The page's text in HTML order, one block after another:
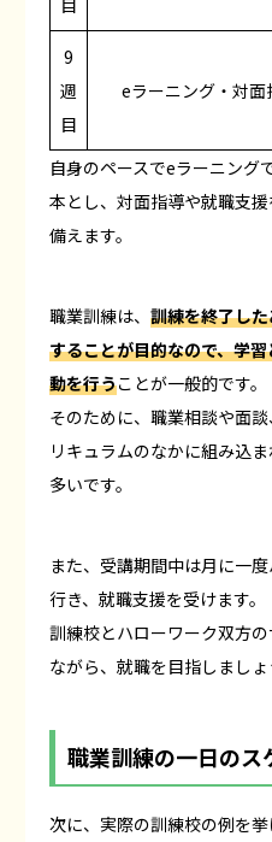
9
週
目
eラーニング・対
自身のペースでeラーニング
本とし、対面指導や就職支
備えます。
職業訓練は、 訓練を終了し
することが目的なので、学
動を行うことが一般的です。
そのために、職業相談や面
リキュラムのなかに組み込
多いです。
また、受講期間中は月に一
行き、就職支援を受けます。
訓練校とハローワーク双方
ながら、就職を目指しましょ
職業訓練の一日のス
次に、実際の訓練校の例を